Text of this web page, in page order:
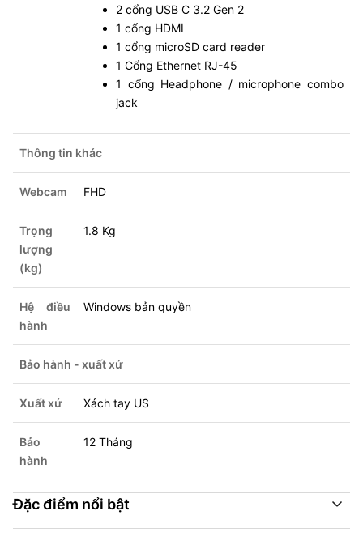
2 cổng USB C 3.2 Gen 2
1 cổng HDMI
1 cổng microSD card reader
1 Cổng Ethernet RJ-45
1 cổng Headphone / microphone combo
jack
Thông tin khác
Webcam FHD
Trọng
lượng
(kg)
1.8 Kg
Hệ điều
hành
Windows bản quyền
Bảo hành - xuất xứ
Xuất xứ Xách tay US
Bảo
hành
12 Tháng
Đặc điểm nổi bật